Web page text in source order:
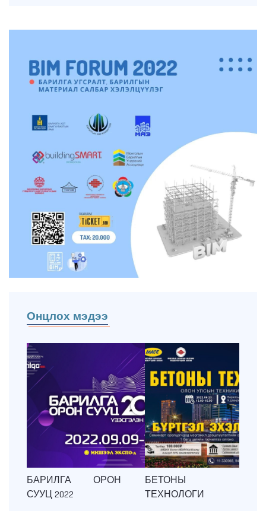
Онцлох мэдээ
БАРИЛГА ОРОН
СУУЦ 2022
БЕТОНЫ
ТЕХНОЛОГИ